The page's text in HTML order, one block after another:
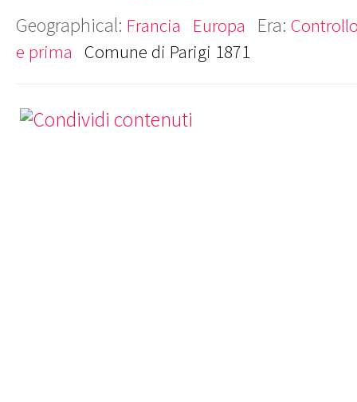
Geographical: Francia Europa Era:
e prima Comune di Parigi 1871